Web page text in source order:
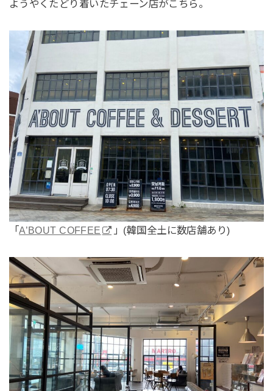
ようやくたどり着いたチェーン店がこちら。
「A’BOUT COFFEE 」(韓国全土に数店舗あり)